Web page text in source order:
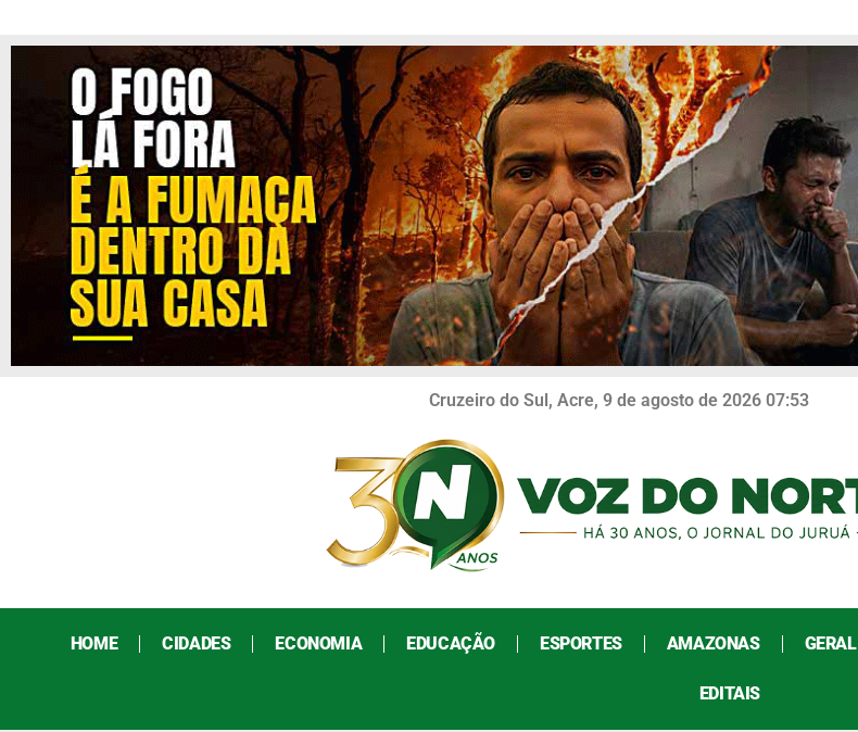
Cruzeiro do Sul, Acre, 9 de agosto de 2026 07:53
HOME CIDADES ECONOMIA EDUCAÇÃO ESPORTES AMAZONAS GERAL
EDITAIS